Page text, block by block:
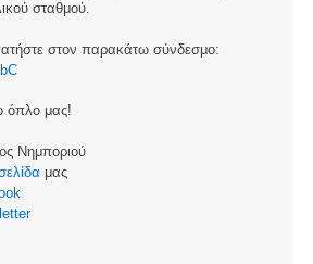
σταθμού.
στον παρακάτω σύνδεσμο:
όπλο μας!
Νημποριού
μας